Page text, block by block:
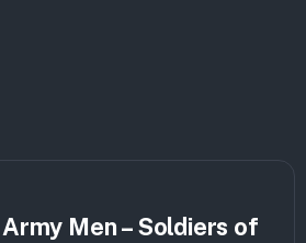
Army Men – Soldiers of